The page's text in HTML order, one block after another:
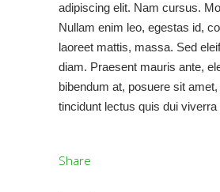
adipiscing elit. Nam cursus.
Nullam enim leo, egestas id,
laoreet mattis, massa. Sed
diam. Praesent mauris ante,
bibendum at, posuere sit
tincidunt lectus quis dui
Share